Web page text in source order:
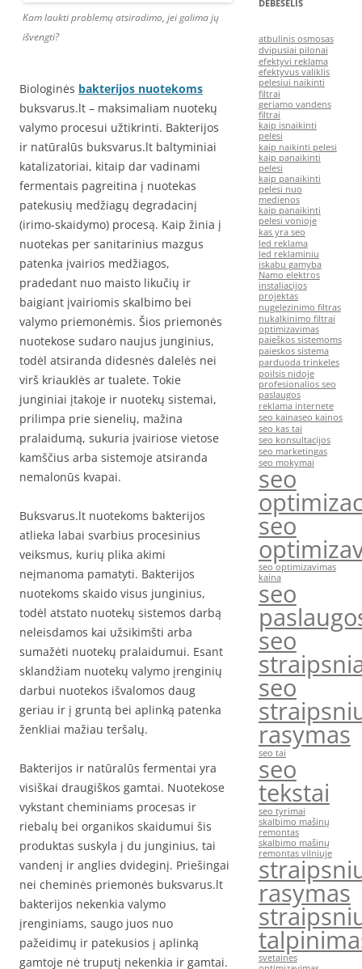
Kam laukti problemų atsiradimo, jei galima jų
išvengti?
Biologinės bakterijos nuotekoms
buksvarus.lt – maksimaliam nuotekų
valymo procesui užtikrinti. Bakterijos
ir natūralūs buksvarus.lt baltyminiai
katalizatoriai, kitaip dar vadinami
fermentais pagreitina į nuotekas
patekusių medžiagų degradacinį
(irimo-skaidymo) procesą. Kaip žinia į
nuotekas per sanitarinius mazgus
patenka įvairios medžiagos,
pradedant nuo maisto likučių ir
baigiant įvairiomis skalbimo bei
valymo priemonėmis. Šios priemonės
nuotekose sudaro naujus junginius,
todėl atsiranda didesnės dalelės nei
virš kriauklės ar tualete. Tokie
junginiai įtakoje ir nuotekų sistemai,
prilimpa prie sienelių, mažina
pralaidumą, sukuria įvairiose vietose
kamščius arba sistemoje atsiranda
nemalonūs kvapai.
Buksvarus.lt nuotekoms bakterijos
atlieka labai svarbius procesinius
veiksmus, kurių plika akimi
neįmanoma pamatyti. Bakterijos
nuotekoms skaido visus junginius,
todėl atstato nuotekų sistemos darbą
neleisdamos kai užsikimšti arba
sumažėti nuotekų pralaidumui. Esant
sklandžiam nuotekų valymo įrenginių
darbui nuotekos išvalomos daug
geriau ir į gruntą bei aplinką patenka
ženkliai mažiau teršalų.
Bakterijos ir natūralūs fermentai yra
visiškai draugiškos gamtai. Nuotekose
vykstant cheminiams procesas ir
riebalų bei organikos skaidumui šis
produktas suskyla į du junginius, tai
vandenį ir anglies dvideginį. Priešingai
nei cheminės priemonės buksvarus.lt
bakterijos nekenkia valymo
įrenginiams, saugo juos nuo
pažeidimų ir patekusios į aplinką
gamtoje nė truputį nekenkia ir gamtai.
DEBESĖLIS
atbulinis osmosas
dvipusiai pilonai
efektyvi reklama
efektyvus valiklis
pelesiui naikinti
filtrai
geriamo vandens
filtrai
kaip isnaikinti
pelesi
kaip naikinti pelesi
kaip panaikinti
pelesi
kaip panaikinti
pelesi nuo
medienos
kaip panaikinti
pelesi vonioje
kas yra seo
led reklama
led reklaminiu
iskabu gamyba
Namo elektros
instaliacijos
projektas
nugelezinimo filtras
nukalkinimo filtrai
optimizavimas
paieškos sistemoms
paieskos sistema
parduoda trinkeles
poilsis nidoje
profesionalios seo
paslaugos
reklama internete
seo kainaseo kainos
seo kas tai
seo konsultacijos
seo marketingas
seo mokymai
seo
seo
seo optimizavimas
kaina
seo
seo
seo
rasymas
seo tai
seo
tekstai
seo tyrimai
skalbimo mašinų
remontas
skalbimo mašinų
remontas vilniuje
rasymas
svetaines